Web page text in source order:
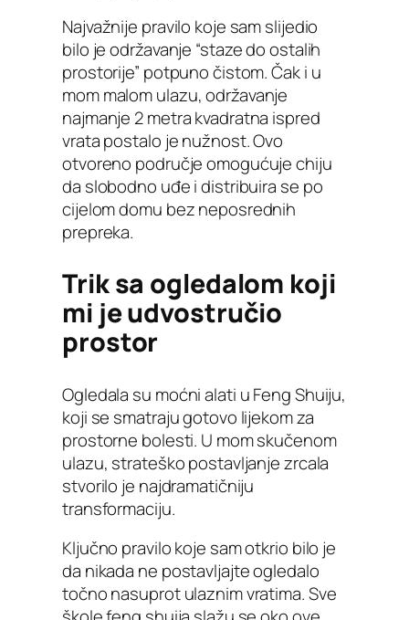
Najvažnije pravilo koje sam slijedio
bilo je održavanje “staze do ostalih
prostorije” potpuno čistom. Čak i u
mom malom ulazu, održavanje
najmanje 2 metra kvadratna ispred
vrata postalo je nužnost. Ovo
otvoreno područje omogućuje chiju
da slobodno uđe i distribuira se po
cijelom domu bez neposrednih
prepreka.
Trik sa ogledalom koji
mi je udvostručio
prostor
Ogledala su moćni alati u Feng Shuiju,
koji se smatraju gotovo lijekom za
prostorne bolesti. U mom skučenom
ulazu, strateško postavljanje zrcala
stvorilo je najdramatičniju
transformaciju.
Ključno pravilo koje sam otkrio bilo je
da nikada ne postavljajte ogledalo
točno nasuprot ulaznim vratima. Sve